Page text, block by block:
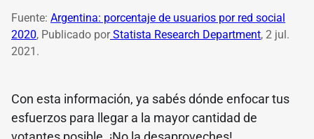
Fuente: Argentina: porcentaje de usuarios por red social
2020, Publicado porStatista Research Department, 2 jul.
2021.
Con esta información, ya sabés dónde enfocar tus
esfuerzos para llegar a la mayor cantidad de